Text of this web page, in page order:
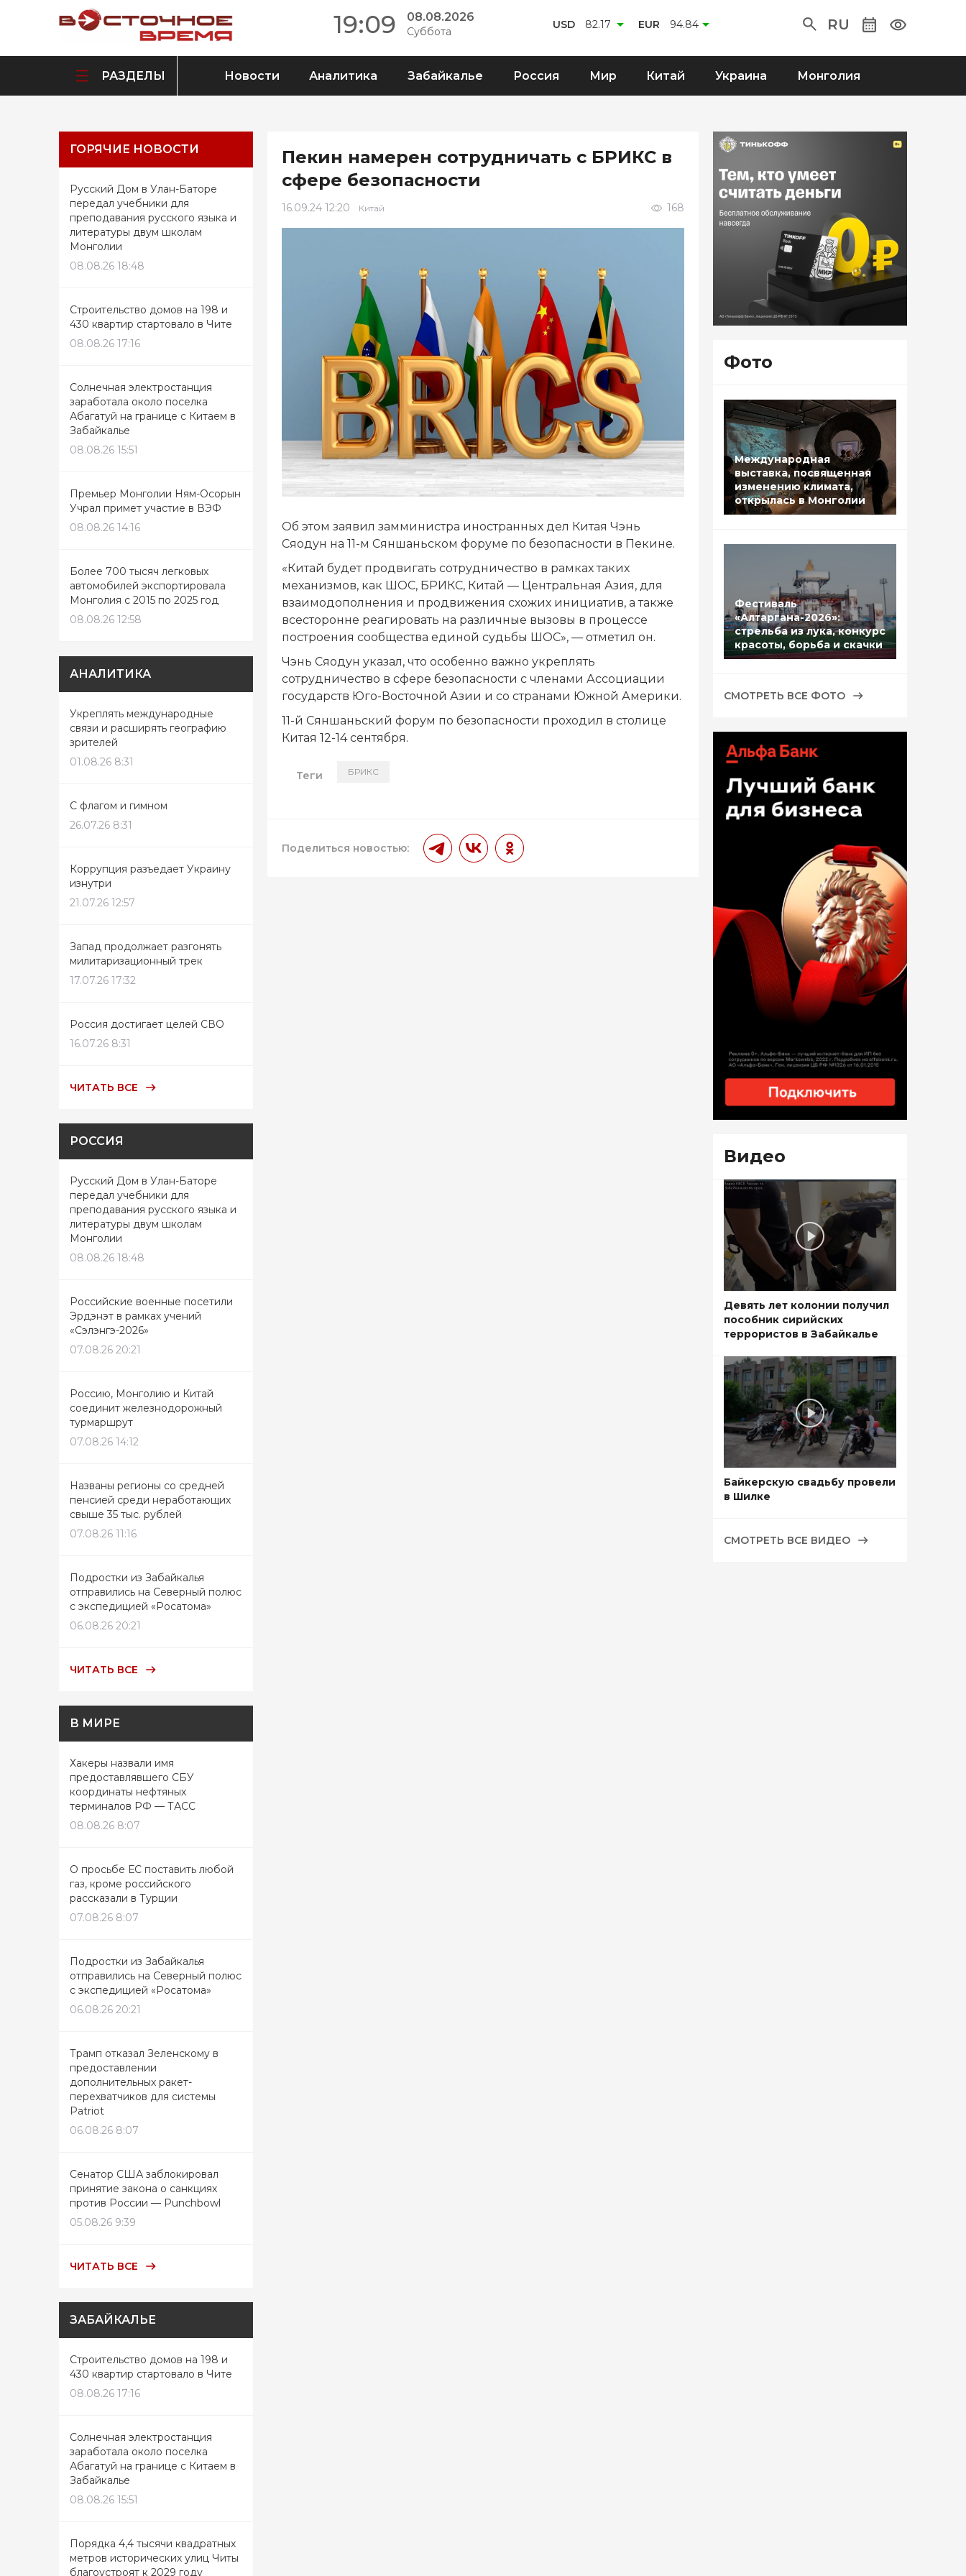
19:09 08.08.2026
Суббота
USD 82.17 EUR 94.84 RU
РАЗДЕЛЫ Новости Аналитика Забайкалье Россия Мир Китай Украина Монголия
ГОРЯЧИЕ НОВОСТИ
Русский Дом в Улан-Баторе
передал учебники для
преподавания русского языка и
литературы двум школам
Монголии
08.08.26 18:48
Строительство домов на 198 и
430 квартир стартовало в Чите
08.08.26 17:16
Солнечная электростанция
заработала около поселка
Абагатуй на границе с Китаем в
Забайкалье
08.08.26 15:51
Премьер Монголии Ням-Осорын
Учрал примет участие в ВЭФ
08.08.26 14:16
Более 700 тысяч легковых
автомобилей экспортировала
Монголия с 2015 по 2025 год
08.08.26 12:58
АНАЛИТИКА
Укреплять международные
связи и расширять географию
зрителей
01.08.26 8:31
С флагом и гимном
26.07.26 8:31
Коррупция разъедает Украину
изнутри
21.07.26 12:57
Запад продолжает разгонять
милитаризационный трек
17.07.26 17:32
Россия достигает целей СВО
16.07.26 8:31
ЧИТАТЬ ВСЕ
РОССИЯ
Русский Дом в Улан-Баторе
передал учебники для
преподавания русского языка и
литературы двум школам
Монголии
08.08.26 18:48
Российские военные посетили
Эрдэнэт в рамках учений
«Сэлэнгэ-2026»
07.08.26 20:21
Россию, Монголию и Китай
соединит железнодорожный
турмаршрут
07.08.26 14:12
Названы регионы со средней
пенсией среди неработающих
свыше 35 тыс. рублей
07.08.26 11:16
Подростки из Забайкалья
отправились на Северный полюс
с экспедицией «Росатома»
06.08.26 20:21
ЧИТАТЬ ВСЕ
В МИРЕ
Хакеры назвали имя
предоставлявшего СБУ
координаты нефтяных
терминалов РФ — ТАСС
08.08.26 8:07
О просьбе ЕС поставить любой
газ, кроме российского
рассказали в Турции
07.08.26 8:07
Подростки из Забайкалья
отправились на Северный полюс
с экспедицией «Росатома»
06.08.26 20:21
Трамп отказал Зеленскому в
предоставлении
дополнительных ракет-
перехватчиков для системы
Patriot
06.08.26 8:07
Сенатор США заблокировал
принятие закона о санкциях
против России — Punchbowl
05.08.26 9:39
ЧИТАТЬ ВСЕ
ЗАБАЙКАЛЬЕ
Строительство домов на 198 и
430 квартир стартовало в Чите
08.08.26 17:16
Солнечная электростанция
заработала около поселка
Абагатуй на границе с Китаем в
Забайкалье
08.08.26 15:51
Порядка 4,4 тысячи квадратных
метров исторических улиц Читы
благоустроят к 2029 году
Пекин намерен сотрудничать с БРИКС в
сфере безопасности
16.09.24 12:20 Китай 168
Об этом заявил замминистра иностранных дел Китая Чэнь
Сяодун на 11-м Сяншаньском форуме по безопасности в Пекине.
«Китай будет продвигать сотрудничество в рамках таких
механизмов, как ШОС, БРИКС, Китай — Центральная Азия, для
взаимодополнения и продвижения схожих инициатив, а также
всесторонне реагировать на различные вызовы в процессе
построения сообщества единой судьбы ШОС», — отметил он.
Чэнь Сяодун указал, что особенно важно укреплять
сотрудничество в сфере безопасности с членами Ассоциации
государств Юго-Восточной Азии и со странами Южной Америки.
11-й Сяншаньский форум по безопасности проходил в столице
Китая 12-14 сентября.
Теги БРИКС
Поделиться новостью:
Фото
Международная
выставка, посвященная
изменению климата,
открылась в Монголии
Фестиваль
«Алтаргана-2026»:
стрельба из лука, конкурс
красоты, борьба и скачки
СМОТРЕТЬ ВСЕ ФОТО
Видео
Девять лет колонии получил
пособник сирийских
террористов в Забайкалье
Байкерскую свадьбу провели
в Шилке
СМОТРЕТЬ ВСЕ ВИДЕО